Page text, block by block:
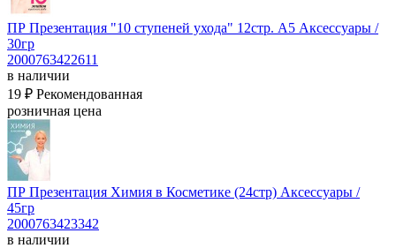
ПР Презентация "10 ступеней ухода" 12стр. А5 Аксессуары /
30гр
2000763422611
в наличии
19 ₽ Рекомендованная
розничная цена
ПР Презентация Химия в Косметике (24стр) Аксессуары /
45гр
2000763423342
в наличии